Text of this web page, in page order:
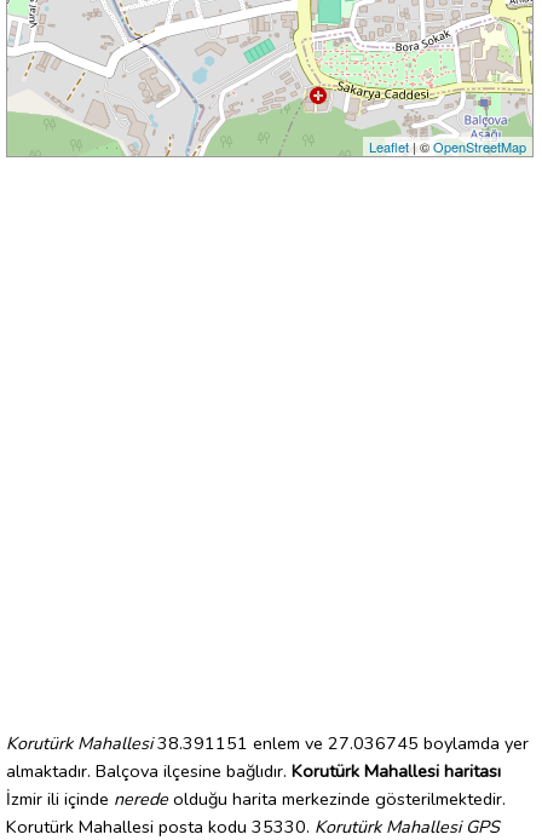
Leaflet| ©OpenStreetMap
Korutürk Mahallesi38.391151 enlem ve 27.036745 boylamda yer
almaktadır. Balçova ilçesine bağlıdır. Korutürk Mahallesi haritası
İzmir ili içinde nerede olduğu harita merkezinde gösterilmektedir.
Korutürk Mahallesi posta kodu 35330. Korutürk Mahallesi GPS